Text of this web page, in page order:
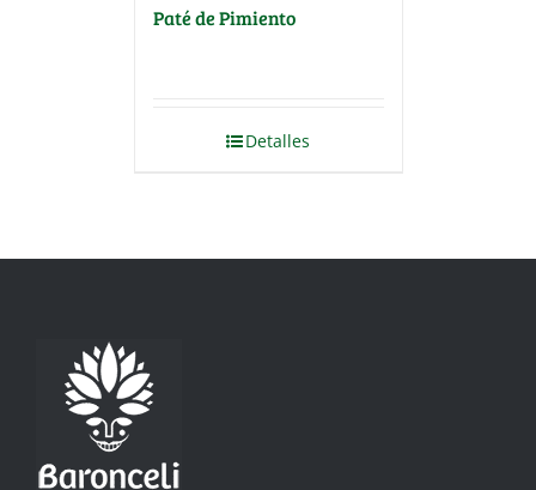
Paté de Pimiento
Detalles